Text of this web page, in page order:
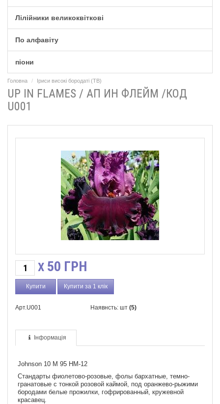
Лілійники великоквіткові
По алфавіту
піони
Головна Іриси високі бородаті (TB)
UP IN FLAMES / АП ИН ФЛЕЙМ /КОД
U001
X 50 ГРН
Купити за 1 клік
Арт.U001 Наявнсть: шт (5)
Інформація
Johnson 10 M 95 HM-12
Стандарты фиолетово-розовые, фолы бархатные, темно-
гранатовые с тонкой розовой каймой, под оранжево-рыжими
бородами белые прожилки, гофрированный, кружевной
красавец.